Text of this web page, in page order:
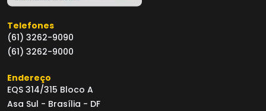
Telefones
(61) 3262-9090
(61) 3262-9000
Endereço
EQS 314/315 Bloco A
Asa Sul - Brasília - DF